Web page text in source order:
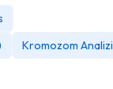
Kromozom Analizi